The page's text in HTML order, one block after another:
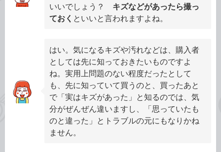
いいでしょう？ キズなどがあったら撮っ
ておく といいと言われますよね。
はい。気になるキズや汚れなどは、購入者
としては先に知っておきたいものですよ
ね。実用上問題のない程度だったとして
も、先に知っていて買うのと、買ったあと
で「実はキズがあった」と知るのでは、気
分がぜんぜん違いますし、「思っていたも
のと違った」とトラブルの元にもなりかね
ません。